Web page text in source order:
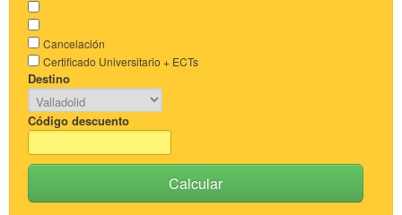
Cancelación
Certificado Universitario + ECTs
Destino
Código descuento
Calcular